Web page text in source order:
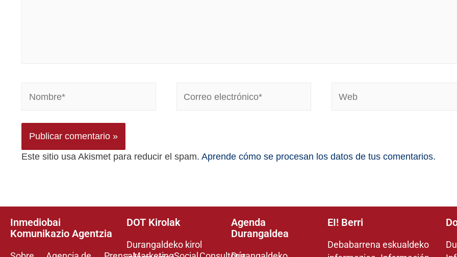
Este sitio usa Akismet para reducir el spam. Aprende cómo se procesan los datos de tus comentarios.
Inmediobai
Komunikazio Agentzia
DOT Kirolak
Durangaldeko kirol
Agenda
Durangaldea
EI! Berri
Debabarrena eskualdeko